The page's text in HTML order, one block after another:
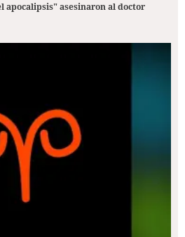
apocalipsis" asesinaron al doctor